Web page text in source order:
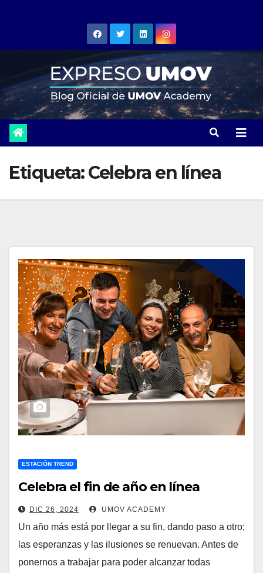
Etiqueta:Celebra en línea
ESTACIÓN TREND
Celebra el fin de año en línea
DIC 26, 2024 UMOV ACADEMY
Un año más está por llegar a su fin, dando paso a otro;
las esperanzas y las ilusiones se renuevan. Antes de
ponernos a trabajar para poder alcanzar todas